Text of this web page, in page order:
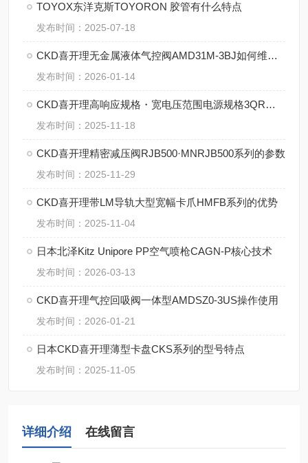
TOYOX东洋克斯TOYORON 胶管有什么特点
发布时间：2025-07-18
CKD喜开理无金属液体气控阀AMD31M-3BJ如何维修保养
发布时间：2026-01-14
CKD喜开理高响应规格・宽电压范围电源规格3QR系列解析
发布时间：2025-11-18
CKD喜开理精密减压阀RJB500·MNRJB500系列的参数
发布时间：2025-11-29
CKD喜开理带LM导轨大型宽幅卡爪HMFB系列的优势
发布时间：2025-11-04
日本北泽Kitz Unipore PP空气喷枪CAGN-P核心技术
发布时间：2026-03-13
CKD喜开理气控回吸阀一体型AMDSZ0-3US操作使用
发布时间：2026-01-21
日本CKD喜开理薄型卡盘CKS系列的型号特点
发布时间：2025-11-05
详细介绍 在线留言